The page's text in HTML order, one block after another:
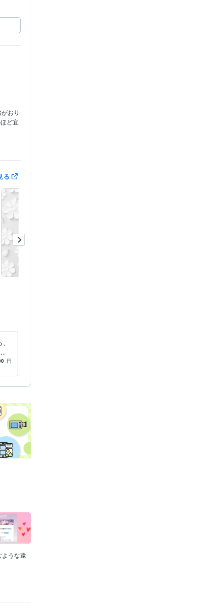
おり
ど宜
ケア
る
毎
円
うな遠